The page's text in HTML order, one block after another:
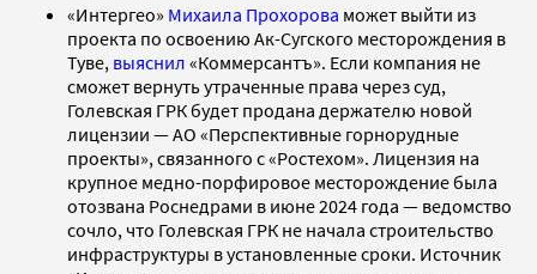
«Интергео» Михаила Прохорова может выйти из
проекта по освоению Ак-Сугского месторождения в
Туве, выяснил «Коммерсантъ». Если компания не
сможет вернуть утраченные права через суд,
Голевская ГРК будет продана держателю новой
лицензии — АО «Перспективные горнорудные
проекты», связанного с «Ростехом». Лицензия на
крупное медно-порфировое месторождение была
отозвана Роснедрами в июне 2024 года — ведомство
сочло, что Голевская ГРК не начала строительство
инфраструктуры в установленные сроки. Источник